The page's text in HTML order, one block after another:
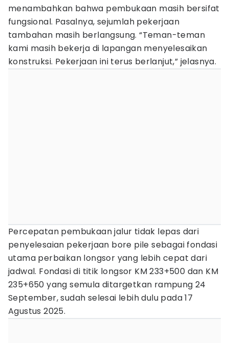
menambahkan bahwa pembukaan masih bersifat
fungsional. Pasalnya, sejumlah pekerjaan
tambahan masih berlangsung. “Teman-teman
kami masih bekerja di lapangan menyelesaikan
konstruksi. Pekerjaan ini terus berlanjut,” jelasnya.
Percepatan pembukaan jalur tidak lepas dari
penyelesaian pekerjaan bore pile sebagai fondasi
utama perbaikan longsor yang lebih cepat dari
jadwal. Fondasi di titik longsor KM 233+500 dan KM
235+650 yang semula ditargetkan rampung 24
September, sudah selesai lebih dulu pada 17
Agustus 2025.